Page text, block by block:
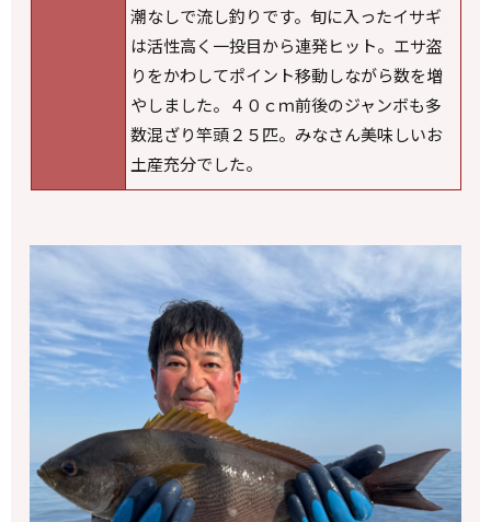
潮なしで流し釣りです。旬に入ったイサギ
は活性高く一投目から連発ヒット。エサ盗
りをかわしてポイント移動しながら数を増
やしました。４０ｃｍ前後のジャンボも多
数混ざり竿頭２５匹。みなさん美味しいお
土産充分でした。